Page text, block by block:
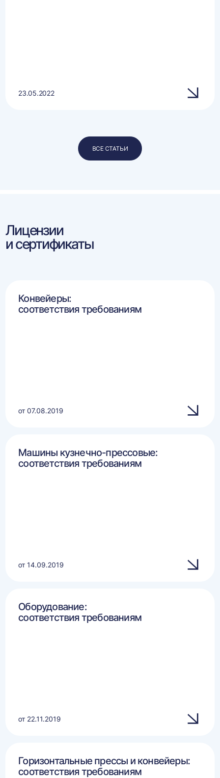
23.05.2022
ВСЕ СТАТЬИ
Лицензии
и сертификаты
Конвейеры:
соответствия требованиям
от 07.08.2019
Машины кузнечно-прессовые:
соответствия требованиям
от 14.09.2019
Оборудование:
соответствия требованиям
от 22.11.2019
Горизонтальные прессы и конвейеры:
соответствия требованиям